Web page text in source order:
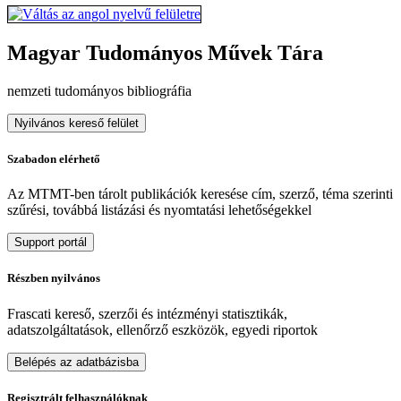
Magyar Tudományos Művek Tára
nemzeti tudományos bibliográfia
Nyilvános kereső felület
Szabadon elérhető
Az MTMT-ben tárolt publikációk keresése cím, szerző, téma szerinti
szűrési, továbbá listázási és nyomtatási lehetőségekkel
Support portál
Részben nyilvános
Frascati kereső, szerzői és intézményi statisztikák,
adatszolgáltatások, ellenőrző eszközök, egyedi riportok
Belépés az adatbázisba
Regisztrált felhasználóknak